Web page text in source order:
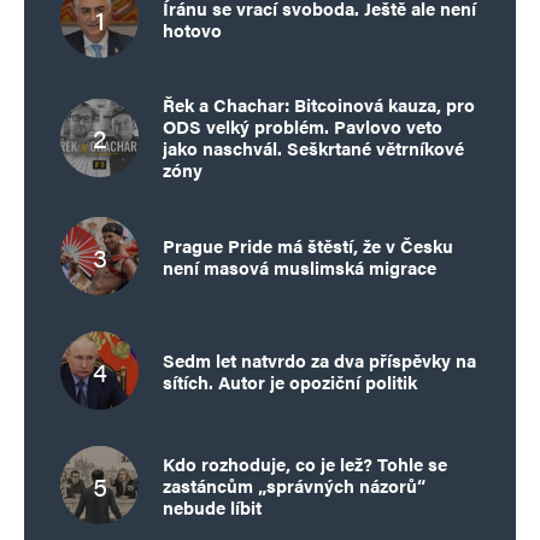
Íránu se vrací svoboda. Ještě ale není
hotovo
Řek a Chachar: Bitcoinová kauza, pro
ODS velký problém. Pavlovo veto
jako naschvál. Seškrtané větrníkové
zóny
Prague Pride má štěstí, že v Česku
není masová muslimská migrace
Sedm let natvrdo za dva příspěvky na
sítích. Autor je opoziční politik
Kdo rozhoduje, co je lež? Tohle se
zastáncům „správných názorů“
nebude líbit